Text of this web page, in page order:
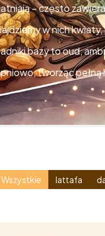
– często
w nich
bazy to oud,
tworząc
Wszystkie lattafa